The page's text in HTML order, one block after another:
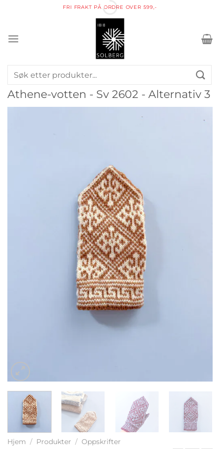
FRI FRAKT PÅ ORDRE OVER 599,-
Søk
etter:
Athene-votten - Sv 2602 - Alternativ 3
Hjem / Produkter / Oppskrifter